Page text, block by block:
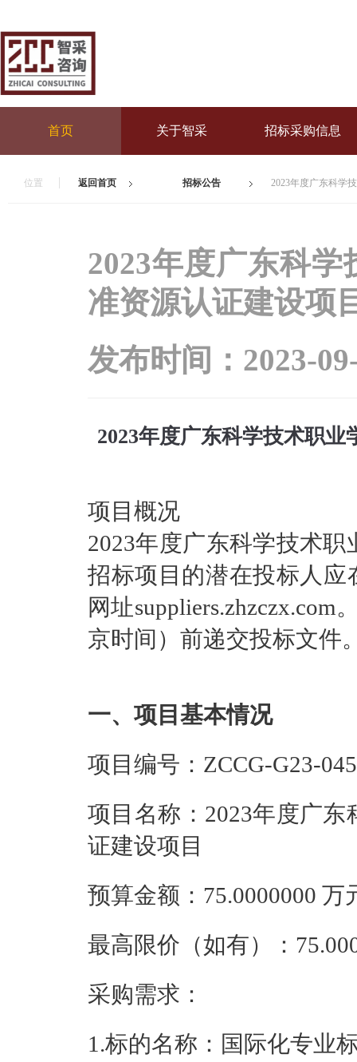
首页 关于智采 招标采购信息
位置 返回首页 招标公告 2023年度广东科学
2023年度广东科
准资源认证建设项
发布时间： 2023-
2023年度广东科学技术职
项目概况
2023年度广东科学技术
招标项目的潜在投标人
网址
京时间）前递交投标文件
一、项目基本情况
项目编号：ZCCG-G23-
项目名称：2023年度广
证建设项目
预算金额：75.0000000 万
最高限价（如有）：
采购需求：
1.标的名称：国际化专业